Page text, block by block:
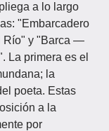
a lo largo
"Embarcadero
Río" y "Barca —
La primera es el
la
poeta. Estas
a la
por